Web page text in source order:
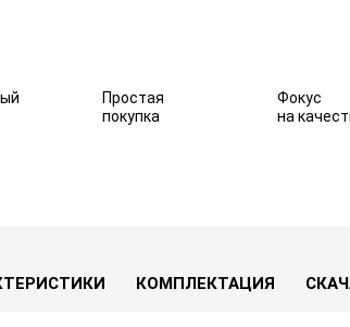
Простая
покупка
Фокус
на
В сравнение В избранное
КОМПЛЕКТАЦИЯ